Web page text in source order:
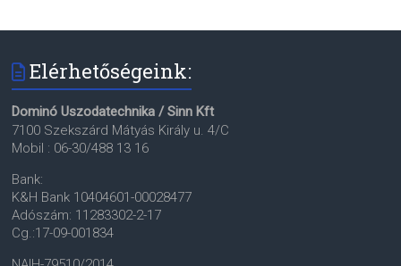
Elérhetőségeink:
Dominó Uszodatechnika / Sinn Kft
7100 Szekszárd Mátyás Király u. 4/C
Mobil : 06-30/488 13 16
Bank:
K&H Bank 10404601-00028477
Adószám: 11283302-2-17
Cg.:17-09-001834